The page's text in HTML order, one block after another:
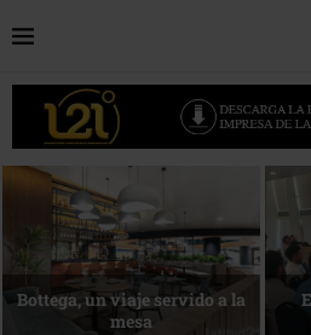
Bottega, un viaje servido a la
mesa